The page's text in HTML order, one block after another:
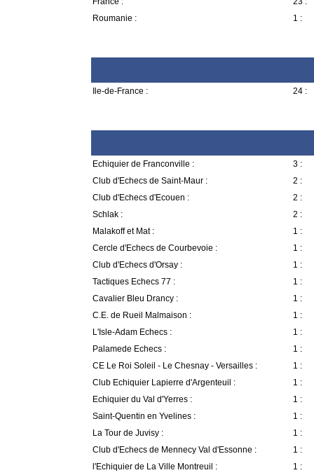
Roumanie :
1 :
Ile-de-France : 24 :
Echiquier de Franconville :
3 :
Club d'Echecs de Saint-Maur :
2 :
Club d'Echecs d'Ecouen :
2 :
Schlak :
2 :
Malakoff et Mat :
1 :
Cercle d'Echecs de Courbevoie :
1 :
Club d'Echecs d'Orsay :
1 :
Tactiques Echecs 77 :
1 :
Cavalier Bleu Drancy :
1 :
C.E. de Rueil Malmaison :
1 :
L'Isle-Adam Echecs :
1 :
Palamede Echecs :
1 :
CE Le Roi Soleil - Le Chesnay - Versailles :
1 :
Club Echiquier Lapierre d'Argenteuil :
1 :
Echiquier du Val d'Yerres :
1 :
Saint-Quentin en Yvelines :
1 :
La Tour de Juvisy :
1 :
Club d'Echecs de Mennecy Val d'Essonne :
1 :
l'Echiquier de La Ville Montreuil :
1 :